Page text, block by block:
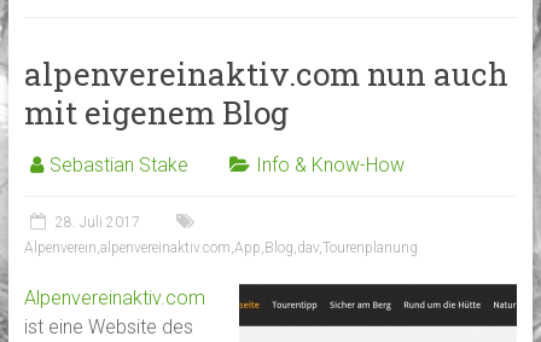
alpenvereinaktiv.com nun auch
mit eigenem Blog
Sebastian Stake Info & Know-How
28. Juli 2017
Alpenverein alpenvereinaktiv.com App Blog dav,Tourenplanung
Alpenvereinaktiv.com
ist eine Website des